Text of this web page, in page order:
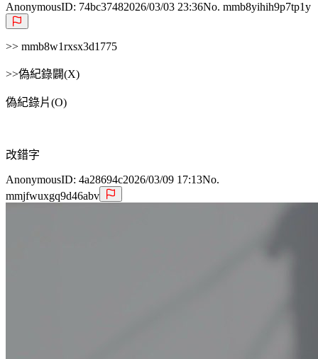
AnonymousID: 74bc37482026/03/03 23:36No. mmb8yihih9p7tp1y
>> mmb8w1rxsx3d1775
>>偽紀錄闢(X)
偽紀錄片(O)
改錯字
AnonymousID: 4a28694c2026/03/09 17:13No.
mmjfwuxgq9d46abv